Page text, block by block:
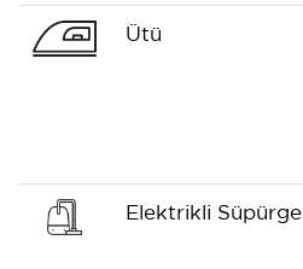
Ütü
Elektrikli Süpürge